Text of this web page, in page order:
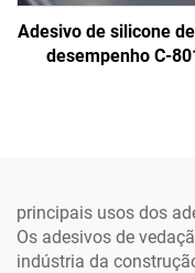
Adesivo de silicone
desempenho C-
principais usos dos
Os adesivos de
indústria da